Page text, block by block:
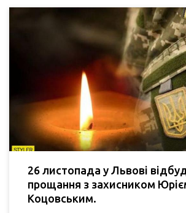
26 листопада у Львові
прощання з захисником
Коцовським.